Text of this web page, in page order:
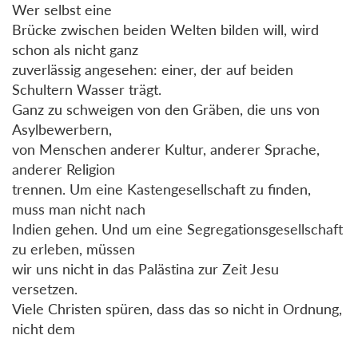
Wer selbst eine
Brücke zwischen beiden Welten bilden will, wird
schon als nicht ganz
zuverlässig angesehen: einer, der auf beiden
Schultern Wasser trägt.
Ganz zu schweigen von den Gräben, die uns von
Asylbewerbern,
von Menschen anderer Kultur, anderer Sprache,
anderer Religion
trennen. Um eine Kastengesellschaft zu finden,
muss man nicht nach
Indien gehen. Und um eine Segregationsgesellschaft
zu erleben, müssen
wir uns nicht in das Palästina zur Zeit Jesu
versetzen.
Viele Christen spüren, dass das so nicht in Ordnung,
nicht dem